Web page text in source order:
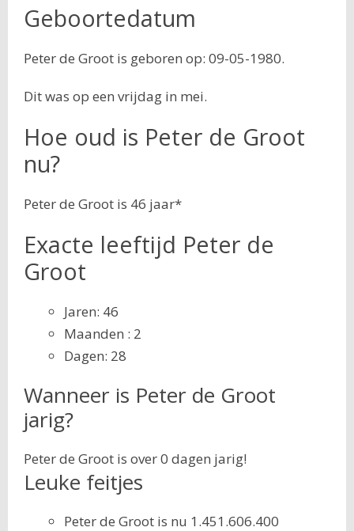
Geboortedatum
Peter de Groot is geboren op: 09-05-1980.
Dit was op een vrijdag in mei.
Hoe oud is Peter de Groot
nu?
Peter de Groot is 46 jaar*
Exacte leeftijd Peter de
Groot
Jaren: 46
Maanden : 2
Dagen: 28
Wanneer is Peter de Groot
jarig?
Peter de Groot is over 0 dagen jarig!
Leuke feitjes
Peter de Groot is nu 1.451.606.400